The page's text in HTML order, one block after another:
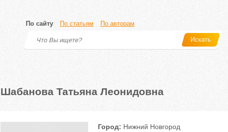
По сайту По статьям По авторам
Искать
Шабанова Татьяна Леонидовна
Город: Нижний Новгород